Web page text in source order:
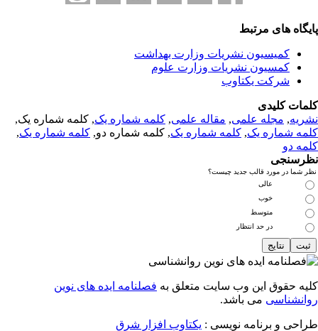
های مرتبط
کمیسیون نشریات وزارت بهداشت
کمسیون نشریات وزارت علوم
شرکت یکتاوب
کلیدی
,مجله علمی, مقاله علمی, کلمه شماره یک, کلمه شماره یک,
شماره یک,کلمه شماره یک, کلمه شماره دو,کلمه شماره یک,
دو
شما در مورد قالب جدید چیست؟
عالی
خوب
متوسط
در حد انتظار
حقوق این وب سایت متعلق بهفصلنامه ایده های نوین
می باشد.
و برنامه نویسی : یکتاوب افزار شرق